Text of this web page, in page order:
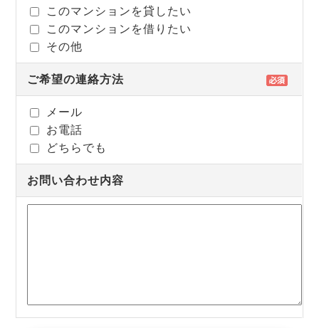
このマンションを貸したい
このマンションを借りたい
その他
ご希望の連絡方法
メール
お電話
どちらでも
お問い合わせ内容